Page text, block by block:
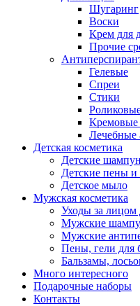
Шугаринг
Воски
Крем для
Прочие
Гелевые
Спреи
Стики
Кремовые
Лечебные
Детская косметика
Детские
Детские пены и
Детское мыло
Мужская косметика
Уходы за
Мужские
Мужские
Пены, гели для
Бальзамы,
Много интересного
Подарочные наборы
Контакты